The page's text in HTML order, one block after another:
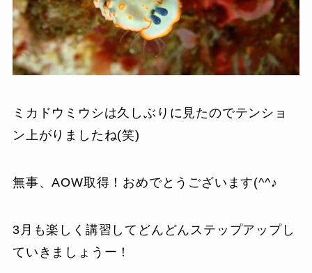
ミカドウミウシは久しぶりに見たのでテンショ
ン上がりましたね(笑)
無事、AOW取得！おめでとうございます(^^♪
3月も楽しく講習してどんどんステップアップし
ていきましょうー！